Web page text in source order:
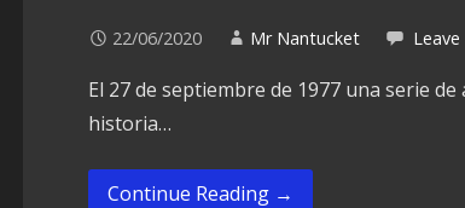
22/06/2020 Mr Nantucket
El 27 de septiembre de 1977 una serie
historia…
Continue Reading →